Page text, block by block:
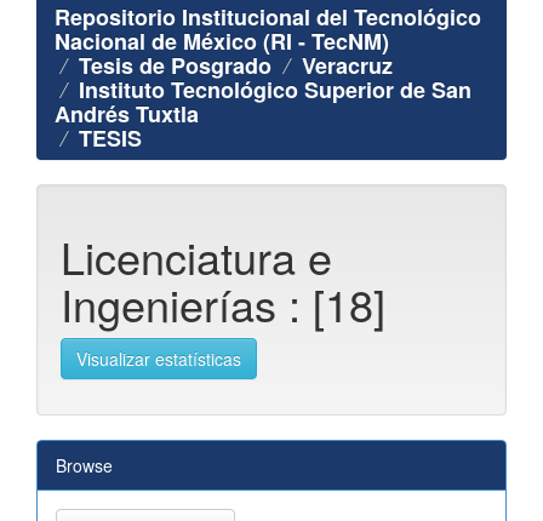
Repositorio Institucional del Tecnológico
Nacional de México (RI - TecNM)
Tesis de Posgrado Veracruz
Instituto Tecnológico Superior de San
Andrés Tuxtla
TESIS
Licenciatura e
Ingenierías : [18]
Visualizar estatísticas
Browse